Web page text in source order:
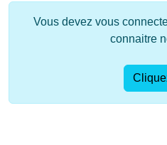
Vous devez vous
connaitre